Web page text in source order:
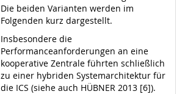
Die beiden Varianten werden im
Folgenden kurz dargestellt.
Insbesondere die
Performanceanforderungen an eine
kooperative Zentrale führten schließlich
zu einer hybriden Systemarchitektur für
die ICS (siehe auch HÜBNER 2013 [6]).